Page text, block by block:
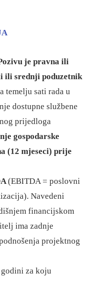
je pravna ili
ili srednji poduzetnik
temelju sati rada u
dostupne službene
prijedloga
gospodarske
(12 mjeseci) prije
(EBITDA = poslovni
Navedeni
financijskom
ima zadnje
projektnog
za koju